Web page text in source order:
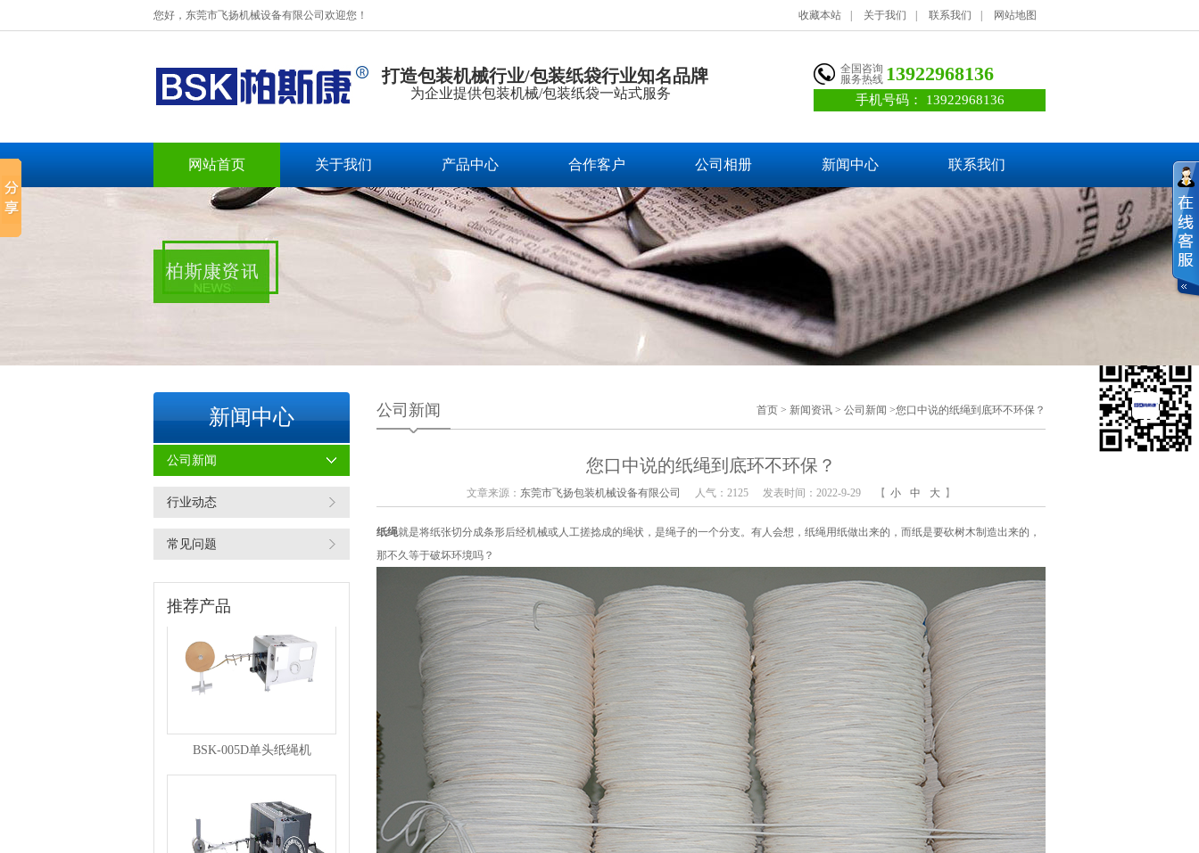
您好，东莞市飞扬机械设备有限公司欢迎您！ 收藏本站 关于我们 联系我们 网站地图
打造包装机械行业/包装纸袋行业知名品牌
为企业提供包装机械/包装纸袋一站式服务
全国咨询
服务热线 13922968136
手机号码： 13922968136
网站首页 关于我们 产品中心 合作客户 公司相册 新闻中心 联系我们
新闻中心
公司新闻
行业动态
常见问题
推荐产品
BSK-007F复卷机
公司新闻 首页 > 新闻资讯 > 公司新闻 >您口中说的纸绳到底环不环保？
您口中说的纸绳到底环不环保？
文章来源： 东莞市飞扬包装机械设备有限公司 人气：2125 发表时间：2022-9-29 【 小 中 大 】
纸绳就是将纸张切分成条形后经机械或人工搓捻成的绳状，是绳子的一个分支。有人会想，纸绳用纸做出来的，而纸是要砍树木制造出来的，
那不久等于破坏环境吗？